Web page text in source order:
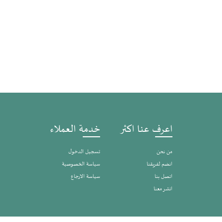
اعرف عنا اكثر
من نحن
انضم لفريقنا
اتصل بنا
انشر معنا
خدمة العملاء
تسجيل الدخول
سياسة الخصوصية
سياسة الارجاع